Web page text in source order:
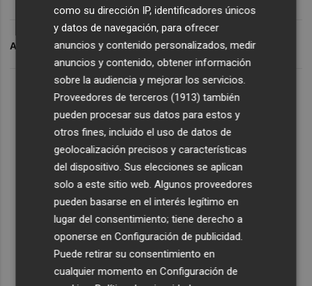
ARCHIVADO EN ERA PROVIA EMPRESAS
como su dirección IP, identificadores únicos
y datos de navegación, para ofrecer
anuncios y contenido personalizados, medir
anuncios y contenido, obtener información
sobre la audiencia y mejorar los servicios.
Proveedores de terceros (1913) también
pueden procesar sus datos para estos y
otros fines, incluido el uso de datos de
geolocalización precisos y características
del dispositivo. Sus elecciones se aplican
solo a este sitio web. Algunos proveedores
pueden basarse en el interés legítimo en
lugar del consentimiento; tiene derecho a
oponerse enConfiguración de publicidad.
Puede retirar su consentimiento en
cualquier momento enConfiguración de